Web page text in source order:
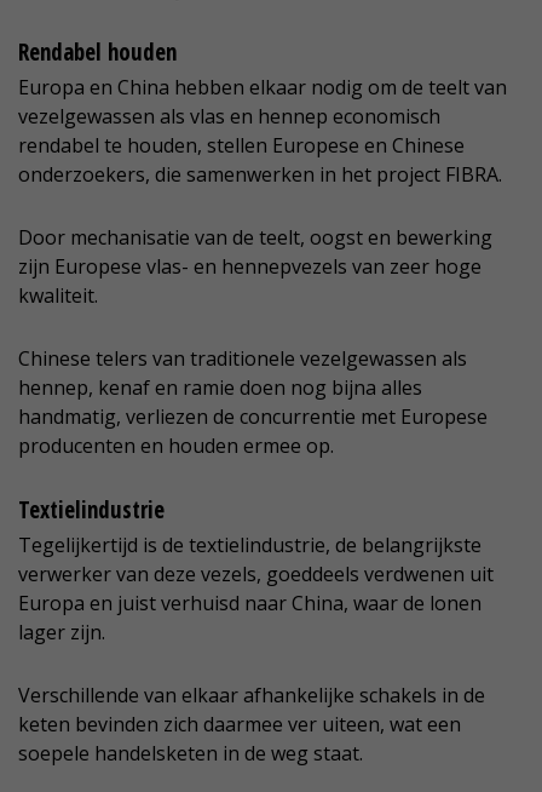
Rendabel houden
Europa en China hebben elkaar nodig om de teelt van
vezelgewassen als vlas en hennep economisch
rendabel te houden, stellen Europese en Chinese
onderzoekers, die samenwerken in het project FIBRA.
Door mechanisatie van de teelt, oogst en bewerking
zijn Europese vlas- en hennepvezels van zeer hoge
kwaliteit.
Chinese telers van traditionele vezelgewassen als
hennep, kenaf en ramie doen nog bijna alles
handmatig, verliezen de concurrentie met Europese
producenten en houden ermee op.
Textielindustrie
Tegelijkertijd is de textielindustrie, de belangrijkste
verwerker van deze vezels, goeddeels verdwenen uit
Europa en juist verhuisd naar China, waar de lonen
lager zijn.
Verschillende van elkaar afhankelijke schakels in de
keten bevinden zich daarmee ver uiteen, wat een
soepele handelsketen in de weg staat.